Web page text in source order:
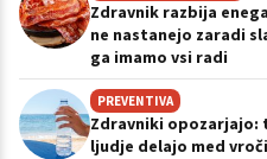
Zdravnik razbija
ne nastanejo zaradi
ga imamo vsi radi
PREVENTIVA
Zdravniki opozarjajo:
ljudje delajo med